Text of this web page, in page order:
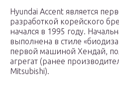
Hyundai Accent является
разработкой корейского
начался в 1995 году.
выполнена в стиле
первой машиной Хендай,
агрегат (ранее
Mitsubishi).